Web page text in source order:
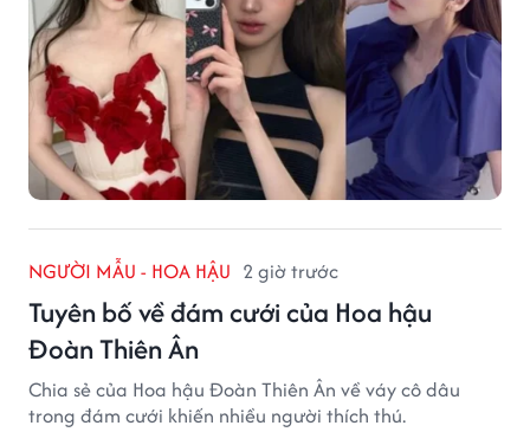
NGƯỜI MẪU - HOA HẬU 2 giờ trước
Tuyên bố về đám cưới của Hoa hậu
Đoàn Thiên Ân
Chia sẻ của Hoa hậu Đoàn Thiên Ân về váy cô dâu
trong đám cưới khiến nhiều người thích thú.